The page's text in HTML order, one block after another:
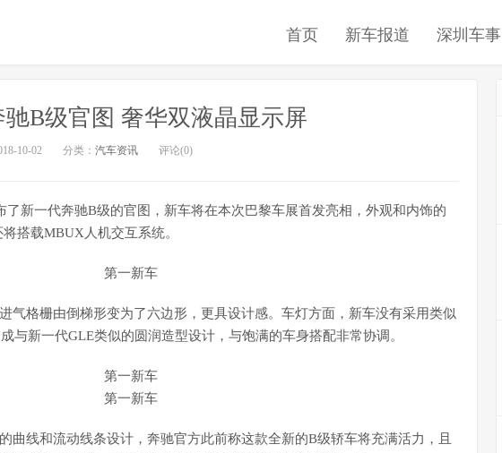
首页 新车报道 深圳车事
驰B级官图 奢华双液晶显示屏
10-02 分类： 汽车资讯 评论(0)
了新一代奔驰B级的官图，新车将在本次巴黎车展首发亮相，外观和内饰的
搭载MBUX人机交互系统。
气格栅由倒梯形变为了六边形，更具设计感。车灯方面，新车没有采用类似
与新一代GLE类似的圆润造型设计，与饱满的车身搭配非常协调。
曲线和流动线条设计，奔驰官方此前称这款全新的B级轿车将充满活力，且